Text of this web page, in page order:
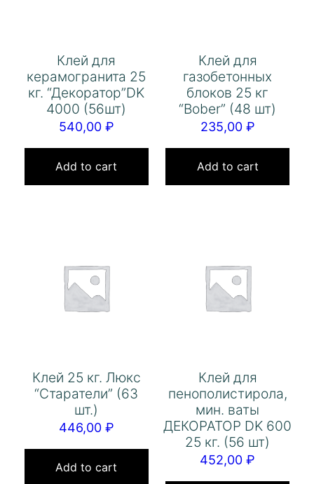
Клей для
керамогранита 25
кг. “Декоратор”DK
4000 (56шт)
540,00 ₽
Add to cart
Клей для
газобетонных
блоков 25 кг
“Bober” (48 шт)
235,00 ₽
Add to cart
Клей 25 кг. Люкс
“Старатели” (63
шт.)
446,00 ₽
Add to cart
Клей для
пенополистирола,
мин. ваты
ДЕКОРАТОР DK 600
25 кг. (56 шт)
452,00₽